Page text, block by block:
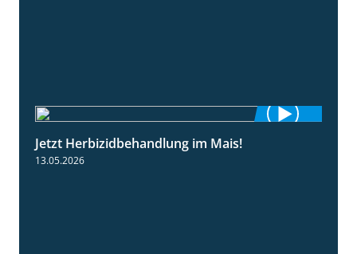
Jetzt Herbizidbehandlung im Mais!
13.05.2026